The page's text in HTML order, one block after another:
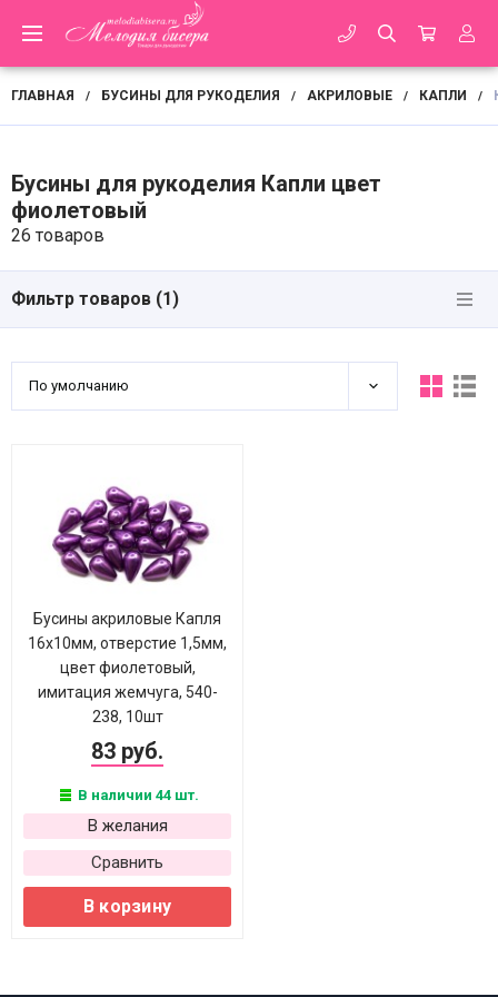
ГЛАВНАЯ / БУСИНЫ ДЛЯ РУКОДЕЛИЯ / АКРИЛОВЫЕ / КАПЛИ /
Бусины для рукоделия Капли цвет
фиолетовый
26 товаров
Фильтр товаров (1)
По умолчанию
Бусины акриловые Капля
16х10мм, отверстие 1,5мм,
цвет фиолетовый,
имитация жемчуга, 540-
238, 10шт
83 руб.
В наличии 44 шт.
В желания
Сравнить
В корзину